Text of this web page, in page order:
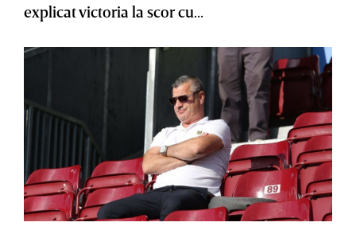
explicat victoria la scor cu...